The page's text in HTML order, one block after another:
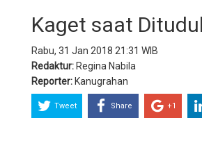
Kaget saat
Rabu, 31 Jan 2018 21:31 WIB
Redaktur: Regina Nabila
Reporter: Kanugrahan
Tweet Share +1